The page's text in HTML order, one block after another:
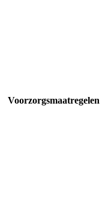
Voorzorgsmaatregelen